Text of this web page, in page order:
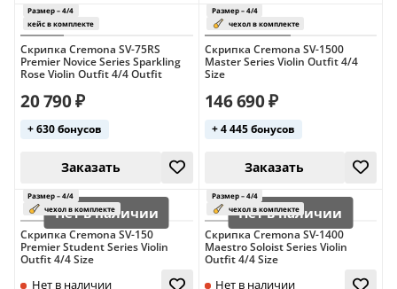
Размер – 4/4
кейс в комплекте
США
Размер – 4/4
26 сентября 26 сентября
Скрипка Cremona SV-75RS
Premier Novice Series Sparkling
Rose Violin Outfit 4/4 Outfit
20 790 ₽
+ 630 бонусов
Скрипка Cremona SV-1500
Master Series Violin Outfit 4/4
Size
146 690 ₽
+ 4 445 бонусов
Скрипка Cremona SV-150
Premier Student Series Violin
Outfit 4/4 Size
Скрипка Cremona SV-1400
Maestro Soloist Series Violin
Outfit 4/4 Size